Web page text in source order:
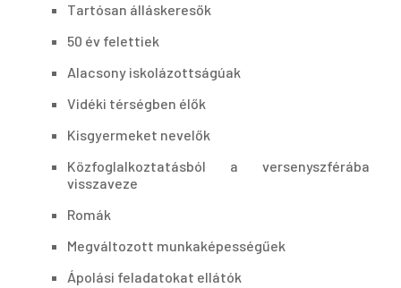
Tartósan álláskeresők
50 év felettiek
Alacsony iskolázottságúak
Vidéki térségben élők
Kisgyermeket nevelők
Közfoglalkoztatásból a versenyszférába
visszaveze
Romák
Megváltozott munkaképességűek
Ápolási feladatokat ellátók